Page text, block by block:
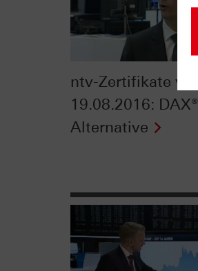
ntv-Zertifikate vom
19.08.2016: DAX®
Alternative